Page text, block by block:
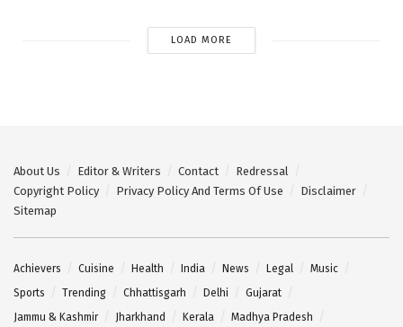
LOAD MORE
About Us Editor & Writers Contact
Redressal
Copyright Policy
Privacy Policy And Terms Of Use
Disclaimer
Sitemap
Achievers Cuisine Health India News Legal
Music
Sports
Trending Chhattisgarh Delhi
Gujarat
Jammu & Kashmir
Jharkhand Kerala
Madhya Pradesh